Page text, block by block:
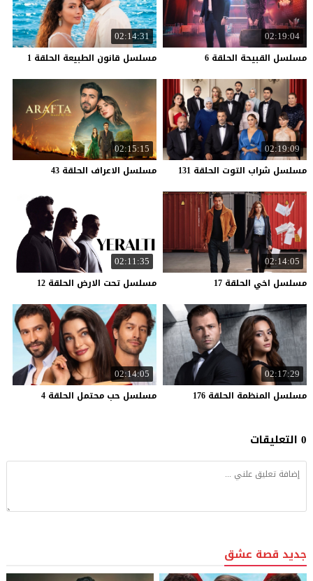
02:19:04
مسلسل القبيحة الحلقة 6
02:14:31
مسلسل قانون الطبيعة الحلقة 1
02:19:09
مسلسل شراب التوت الحلقة 131
02:15:15
مسلسل الاعراف الحلقة 43
02:14:05
مسلسل اخي الحلقة 17
02:11:35
مسلسل تحت الارض الحلقة 12
02:17:29
مسلسل المنظمة الحلقة 176
02:14:05
مسلسل حب محتمل الحلقة 4
0 التعليقات
جديد قصة عشق